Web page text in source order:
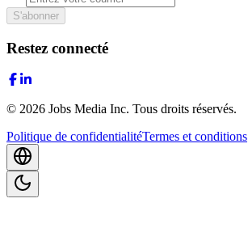
S'abonner
Restez connecté
© 2026 Jobs Media Inc. Tous droits réservés.
Politique de confidentialitéTermes et conditions